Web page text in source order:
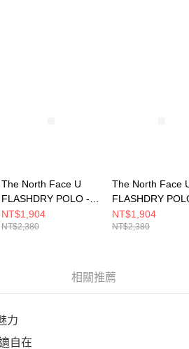
法定代理人或監護人之同意方可使用
，將依據個別帳號之用戶狀況，依本公司即
The North Face U
FLASHDRY POLO -
AP 男女 短袖POLO
NF0A8GVS0SO
NT$1,904
NT$2,380
The North Face
FLASHDRY
AP 男女 短袖
NF0A8GVSJK3
NT$1,904
NT$2,380
相關推薦
力
自在